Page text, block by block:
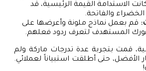
الاستدامة القيمة الرئيسية، قد
والفاتحة.
قم بعمل نماذج ملونة وأعرضها على
المستهدف لتعرف ردود فعلهم.
قمت بتجربة عدة تدرجات ماركة ولم
الأفضل، حتى أطلقت استبياناً لعملائي.